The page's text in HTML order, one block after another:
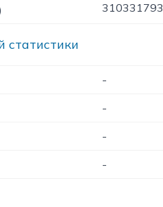
310331793
статистики
-
-
-
-